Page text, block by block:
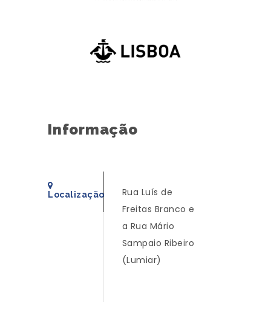
Informação
Localização
Rua Luís de
Freitas Branco e
a Rua Mário
Sampaio Ribeiro
(Lumiar)